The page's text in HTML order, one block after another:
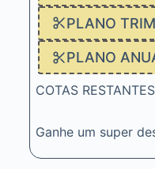
PLANO
PLANO
COTAS
Ganhe um super